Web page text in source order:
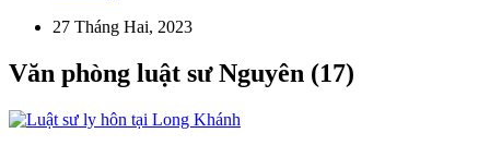
27 Tháng Hai, 2023
Văn phòng luật sư Nguyên (17)